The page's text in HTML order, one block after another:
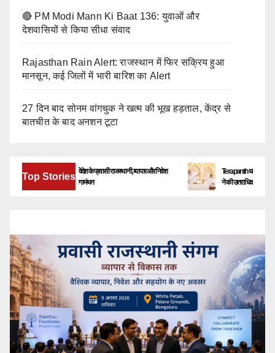
🔴 PM Modi Mann Ki Baat 136: युवाओं और
देशवासियों से किया सीधा संवाद
Rajasthan Rain Alert: राजस्थान में फिर सक्रिय हुआ
मानसून, कई जिलों में भारी बारिश का Alert
27 दिन बाद सोनम वांगचुक ने खत्म की भूख हड़ताल, केंद्र से
बातचीत के बाद अनशन टूटा
Top Stories
बेंगलूरु में जुटेंगे देश-विदेश के प्रवासी राजस्थानी, व्यापार और निवेश
के नए अवसरों पर होगा मंथन
Terapanth धर्मसंघ को मिला नया
ने की उत्तराधिकारी की घोषणा